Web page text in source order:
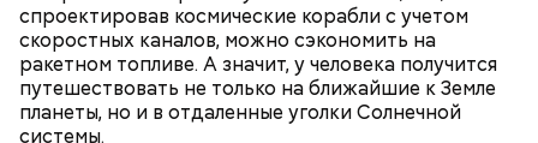
спроектировав космические корабли с учетом
скоростных каналов, можно сэкономить на
ракетном топливе. А значит, у человека получится
путешествовать не только на ближайшие к Земле
планеты, но и в отдаленные уголки Солнечной
системы.
Сутки с лишним